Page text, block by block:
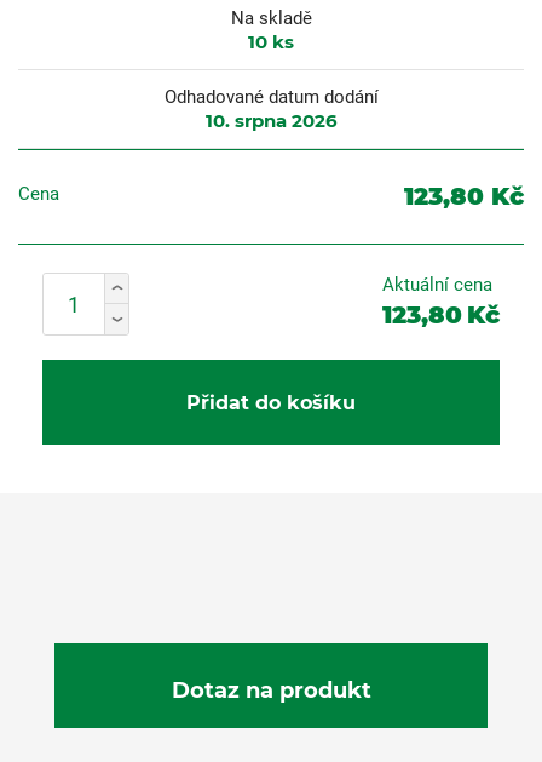
Na skladě
10 ks
Odhadované datum dodání
10. srpna 2026
Cena 123,80 Kč
Aktuální cena
123,80 Kč
Přidat do košíku